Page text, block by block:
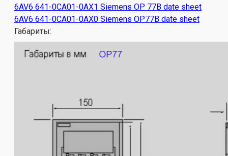
6AV6 641-0CA01-0AX1 Siemens OP 77B date sheet
6AV6 641-0CA01-0AX0 Siemens OP77B date sheet
Габариты: